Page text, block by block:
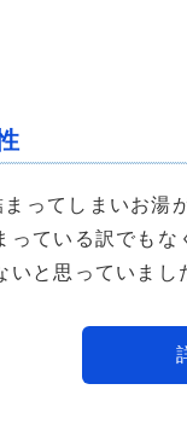
ってしまいお湯
ている訳でもな
いと思っていまし